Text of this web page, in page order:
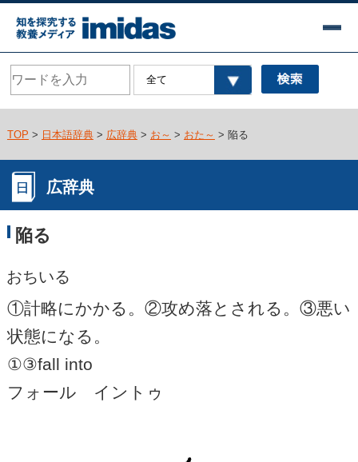
TOP > 日本語辞典> 広辞典> お～ > おた～ > 陥る
広辞典
陥る
おちいる
①計略にかかる。②攻め落とされる。③悪い
状態になる。
①③fall into
フォール イントゥ